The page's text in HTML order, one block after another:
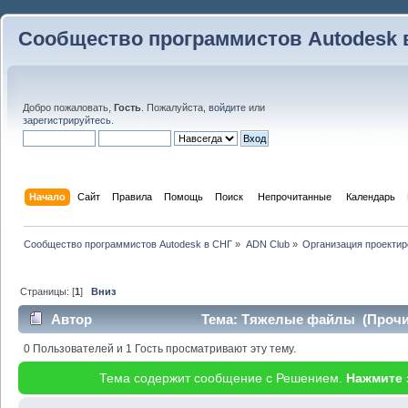
Сообщество программистов Autodesk
Добро пожаловать, Гость . Пожалуйста, войдите или
зарегистрируйтесь
Начало Сайт Правила Помощь Поиск Непрочитанные Календарь
Сообщество программистов Autodesk в СНГ » ADN Club» Организация
Страницы: [1]Вниз
Автор Тема: Тяжелые файлы
0 Пользователей и 1 Гость просматривают эту тему.
Тема содержит сообщение с Решением. Нажмите